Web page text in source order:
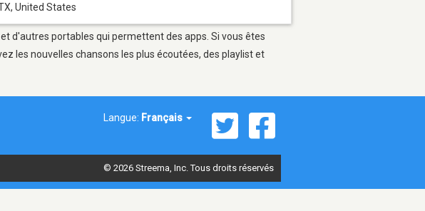
, United States
d'autres portables qui permettent des apps. Si vous êtes
les nouvelles chansons les plus écoutées, des playlist et
Langue: Français
© 2026 Streema, Inc. Tous droits réservés